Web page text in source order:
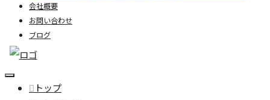
会社概要
お問い合わせ
ブログ
トップ